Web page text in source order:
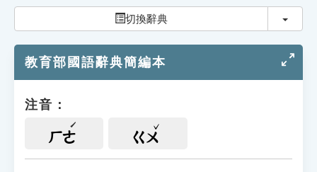
索引選單
單字索引
遊戲專區
切換辭典 切換
教育部國語辭典簡編本
注音：
ㄏㄜ ㄍㄨ